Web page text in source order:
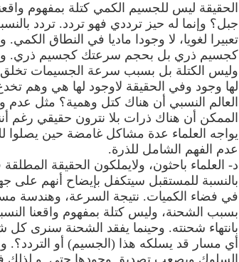
الحقيقة ليس للجسيم الكمي كتلة بمفهوم
جبل؟ وإنما له حيز ترددي فهو تردد. تردد
تعبيرا لغويا، لا وجودا ماديا في النطاق
كجسيم ذري بل بحجم سرعتك كجسيم ذري.
وليس الكتلة بل بسبب سرعة الجسيمات
لها وجود وفي الحقيقة لاوجود لها هي وهم
العالم النسبي أن هناك كتل وهمية؟ مثل
الممكن أن هناك ذرات بلا نترون حقيقي رغم
يواجه العلماء عدة مشاكل غامضة حين يصلوا
عدم الفهم الشامل للذرة.
د- العلماء باحثون، ولايملكون الحقيقة
بالنسبة للمستقبل سيتكفل بإيضاح أنهم على
في فضاء الكميات. نتيجة السرعة، وهندسة
بسبب الشحنة، وليس كتلة بمفهوم واقعنا
بانتهاء شحنته. وحينما يفقد الشحنة سنرى
أي مسار قد يسلكه هذا (الجسيم) أو التردد؟.